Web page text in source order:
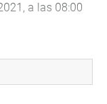
a las 08:00
Directiva a
obtener un